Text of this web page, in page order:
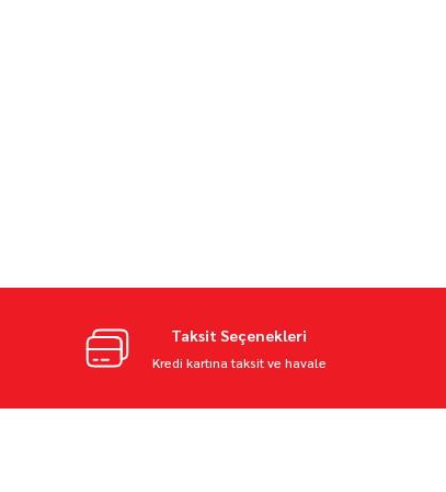
Taksit Seçenekleri
Kredi kartına taksit ve havale